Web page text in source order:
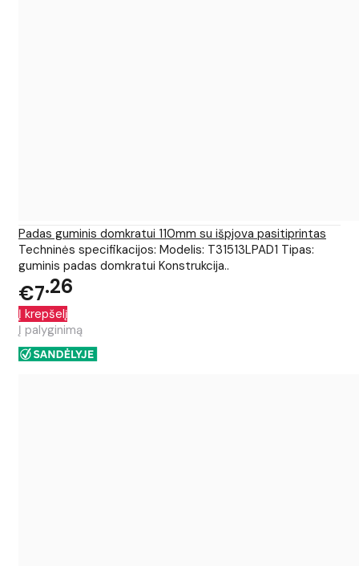
Padas guminis domkratui 110mm su išpjova pasitiprintas
Techninės specifikacijos: Modelis: T31513LPAD1 Tipas:
guminis padas domkratui Konstrukcija..
€7 26
Į krepšelį
Į palyginimą